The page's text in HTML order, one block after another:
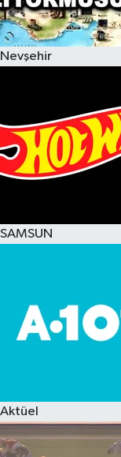
Nevşehir
SAMSUN
Aktüel